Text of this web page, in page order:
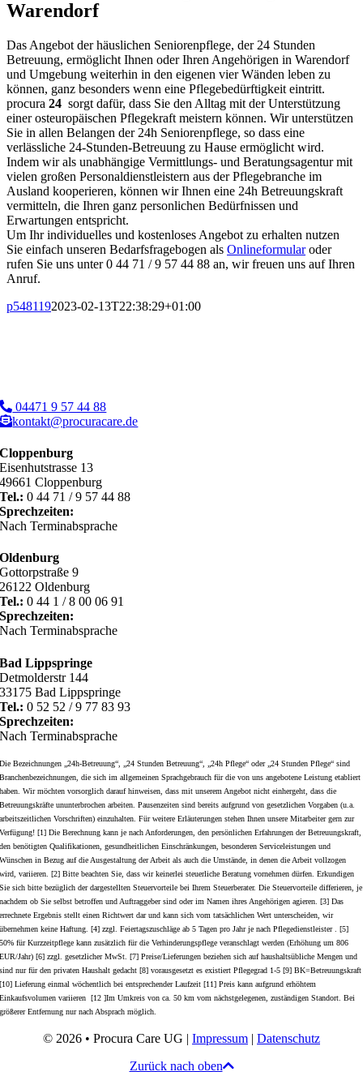
Warendorf
Das Angebot der häuslichen Seniorenpflege, der 24 Stunden
Betreuung, ermöglicht Ihnen oder Ihren Angehörigen in Warendorf
und Umgebung weiterhin in den eigenen vier Wänden leben zu
können, ganz besonders wenn eine Pflegebedürftigkeit eintritt.
procura 24 sorgt dafür, dass Sie den Alltag mit der Unterstützung
einer osteuropäischen Pflegekraft meistern können. Wir unterstützen
Sie in allen Belangen der 24h Seniorenpflege, so dass eine
verlässliche 24-Stunden-Betreuung zu Hause ermöglicht wird.
Indem wir als unabhängige Vermittlungs- und Beratungsagentur mit
vielen großen Personaldienstleistern aus der Pflegebranche im
Ausland kooperieren, können wir Ihnen eine 24h Betreuungskraft
vermitteln, die Ihren ganz personlichen Bedürfnissen und
Erwartungen entspricht.
Um Ihr individuelles und kostenloses Angebot zu erhalten nutzen
Sie einfach unseren Bedarfsfragebogen als Onlineformularoder
rufen Sie uns unter 0 44 71 / 9 57 44 88 an, wir freuen uns auf Ihren
Anruf.
p5481192023-02-13T22:38:29+01:00
04471 9 57 44 88
kontakt@procuracare.de
Cloppenburg
Eisenhutstrasse 13
49661 Cloppenburg
Tel.: 0 44 71 / 9 57 44 88
Sprechzeiten:
Nach Terminabsprache
Oldenburg
Gottorpstraße 9
26122 Oldenburg
Tel.: 0 44 1 / 8 00 06 91
Sprechzeiten:
Nach Terminabsprache
Bad Lippspringe
Detmolderstr 144
33175 Bad Lippspringe
Tel.: 0 52 52 / 9 77 83 93
Sprechzeiten:
Nach Terminabsprache
Die Bezeichnungen „24h-Betreuung“, „24 Stunden Betreuung“, „24h Pflege“ oder „24 Stunden Pflege“ sind
Branchenbezeichnungen, die sich im allgemeinen Sprachgebrauch für die von uns angebotene Leistung etabliert
haben. Wir möchten vorsorglich darauf hinweisen, dass mit unserem Angebot nicht einhergeht, dass die
Betreuungskräfte ununterbrochen arbeiten. Pausenzeiten sind bereits aufgrund von gesetzlichen Vorgaben (u.a.
arbeitszeitlichen Vorschriften) einzuhalten. Für weitere Erläuterungen stehen Ihnen unsere Mitarbeiter gern zur
Verfügung! [1] Die Berechnung kann je nach Anforderungen, den persönlichen Erfahrungen der Betreuungskraft,
den benötigten Qualifikationen, gesundheitlichen Einschränkungen, besonderen Serviceleistungen und
Wünschen in Bezug auf die Ausgestaltung der Arbeit als auch die Umstände, in denen die Arbeit vollzogen
wird, variieren. [2] Bitte beachten Sie, dass wir keinerlei steuerliche Beratung vornehmen dürfen. Erkundigen
Sie sich bitte bezüglich der dargestellten Steuervorteile bei Ihrem Steuerberater. Die Steuervorteile differieren, je
nachdem ob Sie selbst betroffen und Auftraggeber sind oder im Namen ihres Angehörigen agieren. [3] Das
errechnete Ergebnis stellt einen Richtwert dar und kann sich vom tatsächlichen Wert unterscheiden, wir
übernehmen keine Haftung. [4] zzgl. Feiertagszuschläge ab 5 Tagen pro Jahr je nach Pflegedienstleister . [5]
50% für Kurzzeitpflege kann zusätzlich für die Verhinderungspflege veranschlagt werden (Erhöhung um 806
EUR/Jahr) [6] zzgl. gesetzlicher MwSt. [7] Preise/Lieferungen beziehen sich auf haushaltsübliche Mengen und
sind nur für den privaten Haushalt gedacht [8] vorausgesetzt es existiert Pflegegrad 1-5 [9] BK=Betreuungskraft
[10] Lieferung einmal wöchentlich bei entsprechender Laufzeit [11] Preis kann aufgrund erhöhtem
Einkaufsvolumen variieren [12 ]Im Umkreis von ca. 50 km vom nächstgelegenen, zuständigen Standort. Bei
größerer Entfernung nur nach Absprach möglich.
© 2026 • Procura Care UG | Impressum | Datenschutz
Zurück nach oben